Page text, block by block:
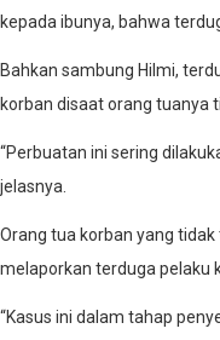
kepada ibunya, bahwa
Bahkan sambung Hilmi,
korban disaat orang tuanya
“Perbuatan ini sering
jelasnya.
Orang tua korban yang
melaporkan terduga pelaku
“Kasus ini dalam tahap